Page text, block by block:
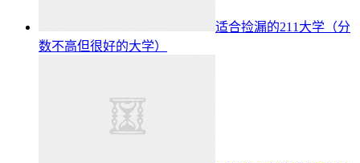
适合捡漏的211大学（分
数不高但很好的大学）